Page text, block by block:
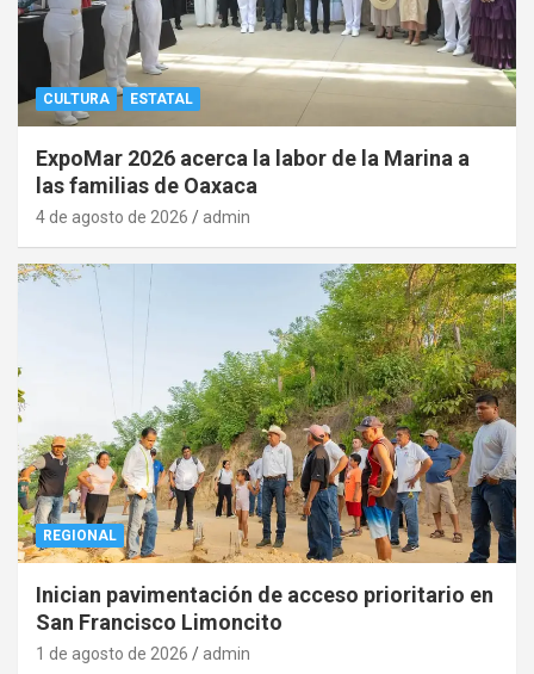
CULTURA ESTATAL
ExpoMar 2026 acerca la labor de la Marina a
las familias de Oaxaca
4 de agosto de 2026 admin
REGIONAL
Inician pavimentación de acceso prioritario en
San Francisco Limoncito
1 de agosto de 2026 admin